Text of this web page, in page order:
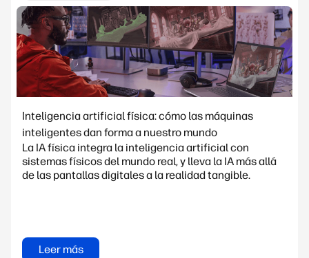
Inteligencia artificial física: cómo las máquinas
inteligentes dan forma a nuestro mundo
La IA física integra la inteligencia artificial con
sistemas físicos del mundo real, y lleva la IA más allá
de las pantallas digitales a la realidad tangible.
Leer más